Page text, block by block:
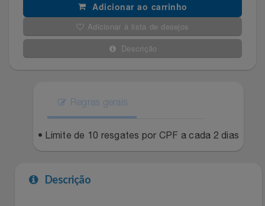
Filmes
Informática
Jogos E Consoles
Jbl
Lity
Loccitane En Provence
Magalu
Natura
Netshoes
Ponto Frio
Pontos Por Opiniões
Adicionar ao carrinho
Adicionar à lista de desejos
Descrição
Regras gerais
• Limite de 10 resgates por CPF a cada 2 dias
Descrição